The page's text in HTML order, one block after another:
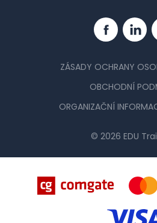
Facebook
ZÁSADY OCHRANY
OBCHODNÍ
ORGANIZAČNÍ
© 2026 EDU